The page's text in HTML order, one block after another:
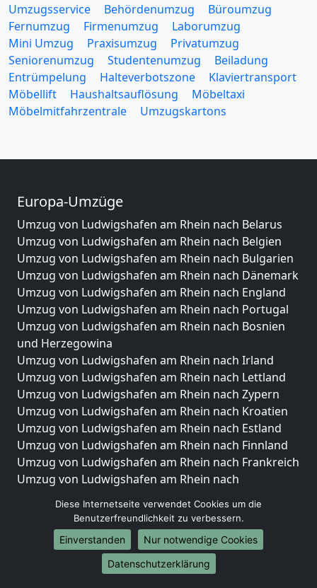
Umzugsservice Behördenumzug
Büroumzug
Fernumzug
Firmenumzug
Laborumzug
Mini Umzug
Praxisumzug
Privatumzug
Seniorenumzug
Studentenumzug
Beiladung
Entrümpelung
Halteverbotszone
Klaviertransport
Möbellift
Haushaltsauflösung
Möbeltaxi
Möbelmitfahrzentrale
Umzugskartons
Europa-Umzüge
Umzug von Ludwigshafen am Rhein nach Belarus
Umzug von Ludwigshafen am Rhein nach Belgien
Umzug von Ludwigshafen am Rhein nach Bulgarien
Umzug von Ludwigshafen am Rhein nach Dänemark
Umzug von Ludwigshafen am Rhein nach England
Umzug von Ludwigshafen am Rhein nach Portugal
Umzug von Ludwigshafen am Rhein nach Bosnien
und Herzegowina
Umzug von Ludwigshafen am Rhein nach Irland
Umzug von Ludwigshafen am Rhein nach Lettland
Umzug von Ludwigshafen am Rhein nach Zypern
Umzug von Ludwigshafen am Rhein nach Kroatien
Umzug von Ludwigshafen am Rhein nach Estland
Umzug von Ludwigshafen am Rhein nach Finnland
Umzug von Ludwigshafen am Rhein nach Frankreich
Umzug von Ludwigshafen am Rhein nach
Umzug von Ludwigshafen am Rhein nach Italien
Umzug von Ludwigshafen am Rhein nach
Liechtenstein
Umzug von Ludwigshafen am Rhein nach
Diese Internetseite verwendet Cookies um die
Benutzerfreundlichkeit zu verbessern.
Einverstanden
Nur notwendige Cookies
Datenschutzerklärung